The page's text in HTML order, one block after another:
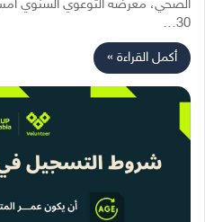
الصحي، معرضه التوعوي السنوي
30…
أكمل القراءة »